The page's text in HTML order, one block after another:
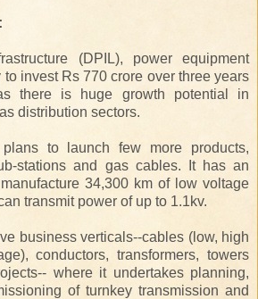
(DPIL), power equipment
invest Rs 770 crore over three years
there is huge growth potential in
distribution sectors.
to launch few more products,
stations and gas cables. It has an
34,300 km of low voltage
transmit power of up to 1.1kv.
business verticals--cables (low, high
conductors, transformers, towers
where it undertakes planning,
of turnkey transmission and